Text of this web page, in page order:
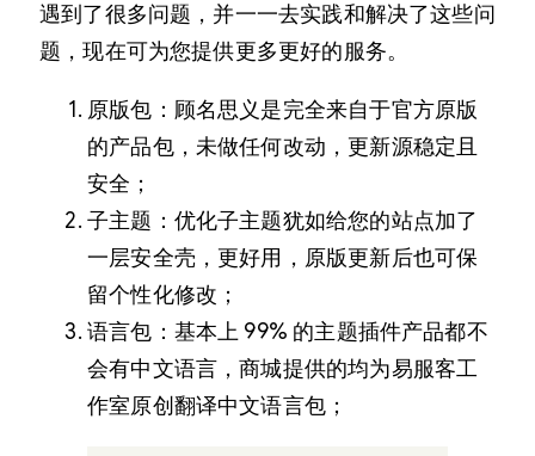
遇到了很多问题，并一一去实践和解决了这些问
题，现在可为您提供更多更好的服务。
原版包：顾名思义是完全来自于官方原版
的产品包，未做任何改动，更新源稳定且
安全；
子主题：优化子主题犹如给您的站点加了
一层安全壳，更好用，原版更新后也可保
留个性化修改；
语言包：基本上 99% 的主题插件产品都不
会有中文语言，商城提供的均为易服客工
作室原创翻译中文语言包；